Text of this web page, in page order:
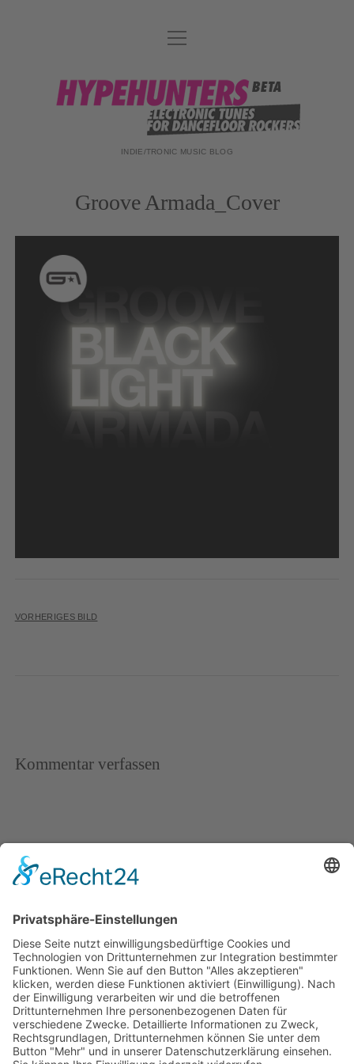
DATENSCHUTZ
DJ-TEAM
ABOUT
Menü
öffnen
hypehunters
INDIE/TRONIC MUSIC BLOG
Groove Armada_Cover
VORHERIGES BILD
Kommentar verfassen